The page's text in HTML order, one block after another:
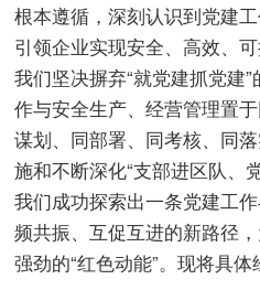
根本遵循，深刻认识到党建工
引领企业实现安全、高效、
我们坚决摒弃“就党建抓党建
作与安全生产、经营管理置
谋划、同部署、同考核、同
施和不断深化“支部进区队、
我们成功探索出一条党建工
频共振、互促互进的新路径
强劲的“红色动能”。现将具体